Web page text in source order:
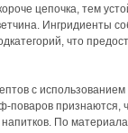
цепочка, тем
Ингридиенты
что
с
поваров признаются,
По